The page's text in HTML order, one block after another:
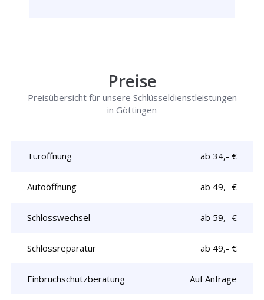
Preise
Preisübersicht für unsere Schlüsseldienstleistungen
in Göttingen
Türöffnung ab 34,- €
Autoöffnung ab 49,- €
Schlosswechsel ab 59,- €
Schlossreparatur ab 49,- €
Einbruchschutzberatung Auf Anfrage